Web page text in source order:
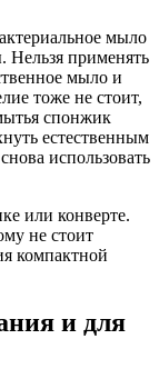
мыло
применять
мыло и
тоже не стоит,
спонжик
естественным
использовать
или конверте.
не стоит
компактной
и для